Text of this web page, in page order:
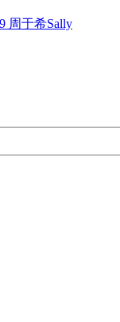
周于希Sally